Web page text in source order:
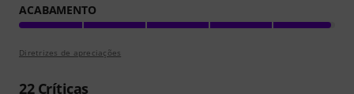
ACABAMENTO
Diretrizes de apreciações
22Críticas